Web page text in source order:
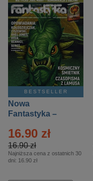
BESTSELLER
Nowa
Fantastyka –
16.90 zł
16.90 zł
Najniższa cena z ostatnich 30
dni: 16.90 zł